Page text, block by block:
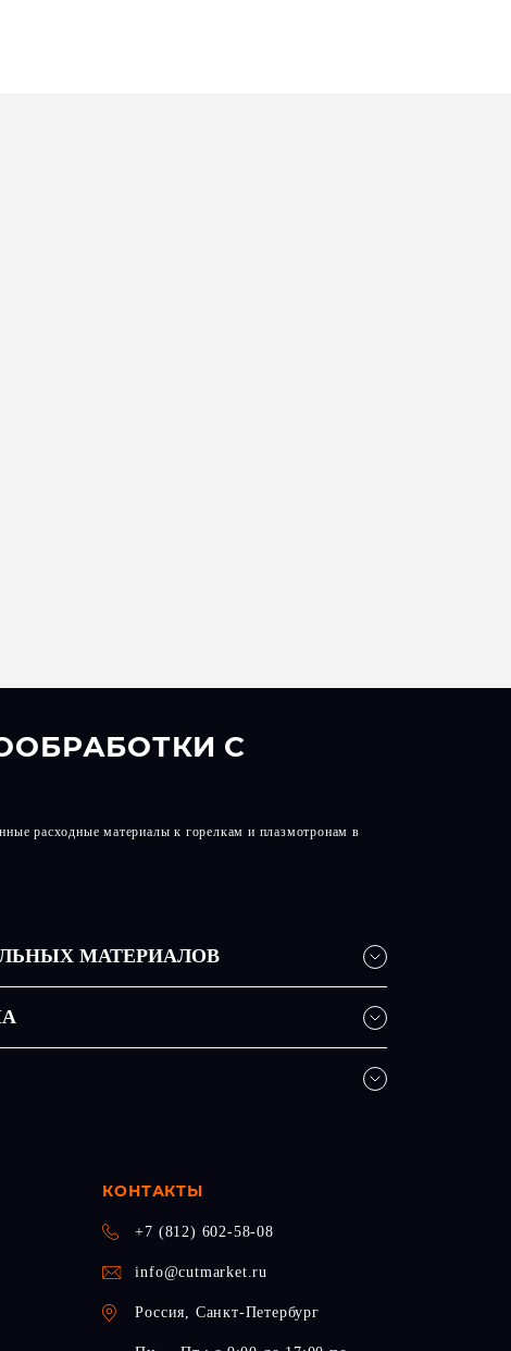
С
расходные материалы к горелкам и плазмотронам в
МАТЕРИАЛОВ
КОНТАКТЫ
+7 (812) 602-58-08
info@cutmarket.ru
Россия, Санкт-Петербург